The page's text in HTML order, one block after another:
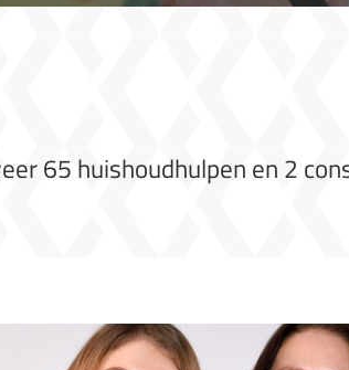
65 huishoudhulpen en 2